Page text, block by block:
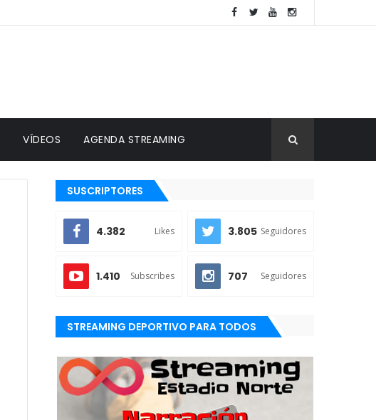
VÍDEOS AGENDA STREAMING
SUSCRIPTORES
4.382 Likes 3.805 Seguidores
1.410 Subscribes 707 Seguidores
STREAMING DEPORTIVO PARA TODOS